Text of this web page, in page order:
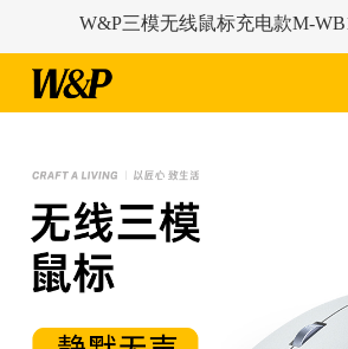
W&P三模无线鼠标充电款M-